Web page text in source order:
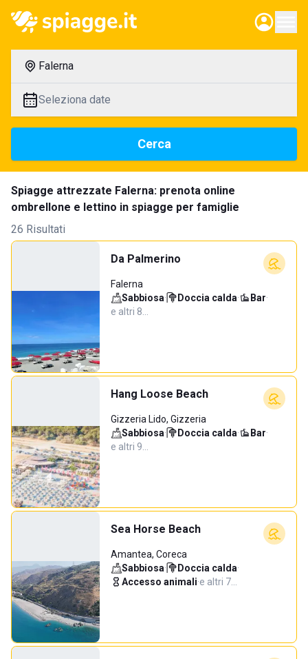
Falerna
Seleziona date
Cerca
Spiagge attrezzate Falerna: prenota online
ombrellone e lettino in spiagge per famiglie
26 Risultati
Da Palmerino
Falerna
Sabbiosa· Doccia calda· Bar·
e altri 8…
Hang Loose Beach
Gizzeria Lido, Gizzeria
Sabbiosa· Doccia calda· Bar·
e altri 9…
Sea Horse Beach
Amantea, Coreca
Sabbiosa· Doccia calda·
Accesso animali·e altri 7…